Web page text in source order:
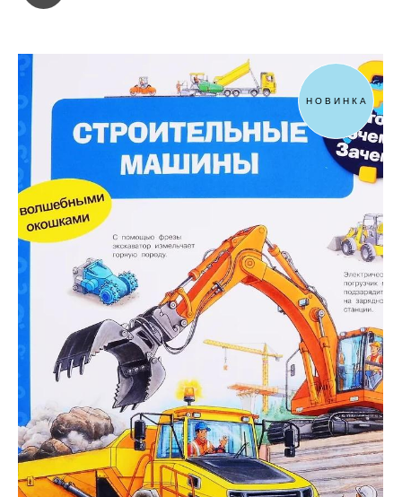
НОВИНКА